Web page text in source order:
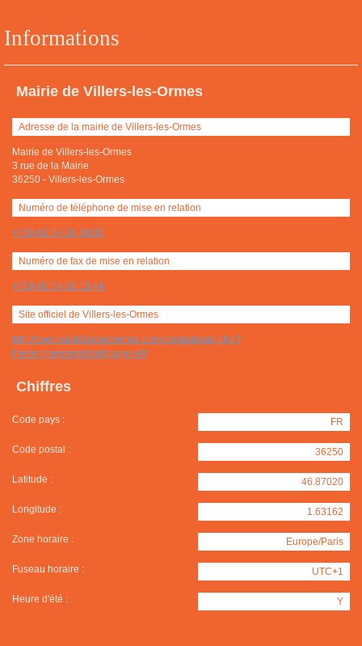
Informations
Mairie de Villers-les-Ormes
Adresse de la mairie de Villers-les-Ormes
Mairie de Villers-les-Ormes
3 rue de la Mairie
36250 - Villers-les-Ormes
Numéro de téléphone de mise en relation
+(33) 02 54 36 68 08
Numéro de fax de mise en relation
+(33) 02 54 36 15 44
Site officiel de Villers-les-Ormes
http://www.valdelindrebrenne.com/centre/page.php?
theme=presentation&page=vill
Chiffres
Code pays : FR
Code postal : 36250
Latitude : 46.87020
Longitude : 1.63162
Zone horaire : Europe/Paris
Fuseau horaire : UTC+1
Heure d'été : Y